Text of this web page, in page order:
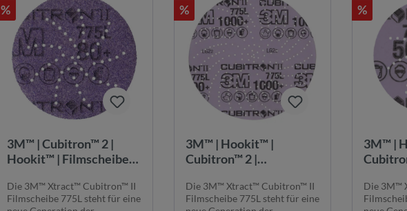
%
3M™ | Cubitron™ 2 |
Hookit™ | Filmscheibe
multihole
Die 3M™ Xtract™ Cubitron™ II
Filmscheibe 775L steht für eine
%
3M™ | Hookit™ |
Cubitron™ 2 |
mm, 1000+, ungelocht
Die 3M™ Xtract™ Cubitron™ II
Filmscheibe 775L steht für eine
%
3M™ |
mm,
Die 3M™